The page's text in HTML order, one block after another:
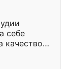
себе
качеством
почти